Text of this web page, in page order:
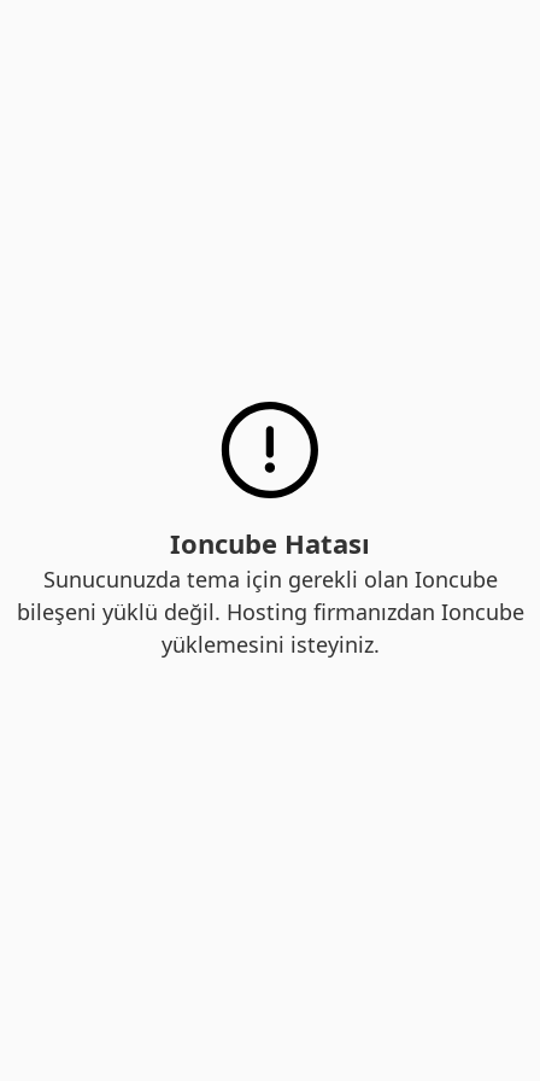
Ioncube Hatası
Sunucunuzda tema için gerekli olan Ioncube
bileşeni yüklü değil. Hosting firmanızdan Ioncube
yüklemesini isteyiniz.